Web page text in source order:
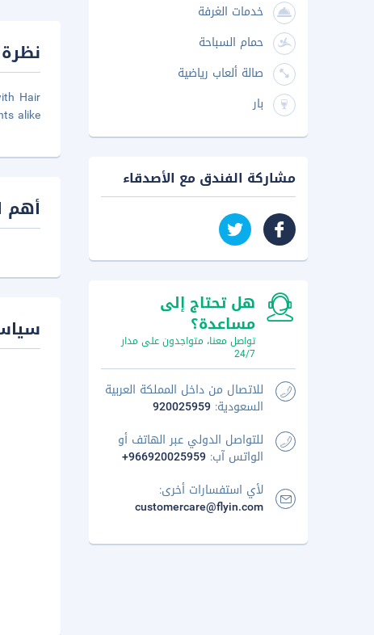
Hair
alike.
أهم
خدمات الغرفة
حمام السباحة
صالة ألعاب رياضية
بار
مشاركة الفندق مع الأصدقاء
هل تحتاج إلى
مساعدة؟
تواصل معنا، متواجدون على مدار
24/7
للاتصال من داخل المملكة العربية
السعودية: 920025959
للتواصل الدولي عبر الهاتف أو
الواتس آب: +966920025959
لأي استفسارات أخرى:
customercare@flyin.com